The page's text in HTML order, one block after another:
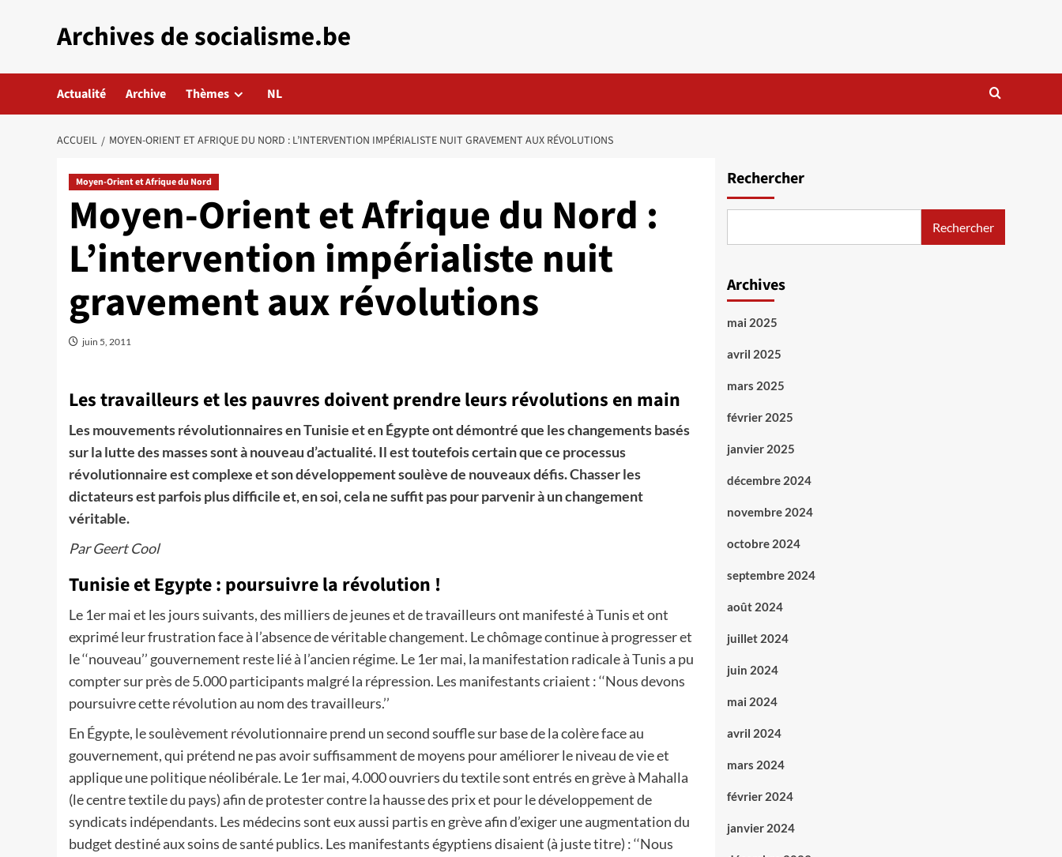
Archives de socialisme.be
Actualité Archive Thèmes NL
ACCUEIL MOYEN-ORIENT ET AFRIQUE DU NORD : L’INTERVENTION IMPÉRIALISTE NUIT GRAVEMENT AUX RÉVOLUTIONS
Moyen-Orient et Afrique du Nord
Moyen-Orient et Afrique du Nord :
L’intervention impérialiste nuit
gravement aux révolutions
juin 5, 2011
Les travailleurs et les pauvres doivent prendre leurs révolutions en main
Les mouvements révolutionnaires en Tunisie et en Égypte ont démontré que les changements basés
sur la lutte des masses sont à nouveau d’actualité. Il est toutefois certain que ce processus
révolutionnaire est complexe et son développement soulève de nouveaux défis. Chasser les
dictateurs est parfois plus difficile et, en soi, cela ne suffit pas pour parvenir à un changement
véritable.
Par Geert Cool
Tunisie et Egypte : poursuivre la révolution !
Le 1er mai et les jours suivants, des milliers de jeunes et de travailleurs ont manifesté à Tunis et ont
exprimé leur frustration face à l’absence de véritable changement. Le chômage continue à progresser et
le ‘‘nouveau’’ gouvernement reste lié à l’ancien régime. Le 1er mai, la manifestation radicale à Tunis a pu
compter sur près de 5.000 participants malgré la répression. Les manifestants criaient : ‘‘Nous devons
poursuivre cette révolution au nom des travailleurs.’’
En Égypte, le soulèvement révolutionnaire prend un second souffle sur base de la colère face au
gouvernement, qui prétend ne pas avoir suffisamment de moyens pour améliorer le niveau de vie et
applique une politique néolibérale. Le 1er mai, 4.000 ouvriers du textile sont entrés en grève à Mahalla
(le centre textile du pays) afin de protester contre la hausse des prix et pour le développement de
syndicats indépendants. Les médecins sont eux aussi partis en grève afin d’exiger une augmentation du
budget destiné aux soins de santé publics. Les manifestants égyptiens disaient (à juste titre) : ‘‘Nous
Rechercher
Rechercher
Archives
mai 2025
avril 2025
mars 2025
février 2025
janvier 2025
décembre 2024
novembre 2024
octobre 2024
septembre 2024
août 2024
juillet 2024
juin 2024
mai 2024
avril 2024
mars 2024
février 2024
janvier 2024